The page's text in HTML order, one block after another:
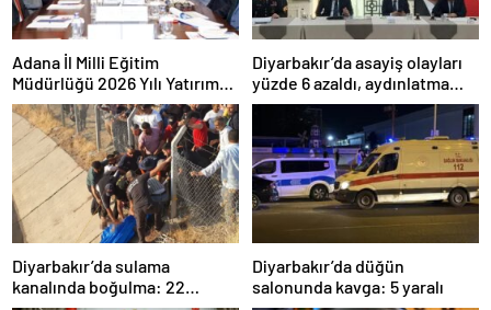
Adana İl Milli Eğitim
Müdürlüğü 2026 Yılı Yatırım
Programı değerlendirildi
Diyarbakır’da asayiş olayları
yüzde 6 azaldı, aydınlatma
oranı yüzde 98’e yükseldi
Diyarbakır’da sulama
kanalında boğulma: 22
Diyarbakır’da düğün
salonunda kavga: 5 yaralı